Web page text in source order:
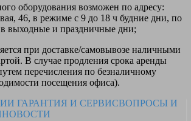
оборудования возможен по адресу:
46, в режиме с 9 до 18 ч будние дни, по
в выходные и праздничные дни;
при доставке/самовывозе наличными
В случае продления срока аренды
перечисления по безналичному
посещения офиса).
ГАРАНТИЯ И СЕРВИСВОПРОСЫ И
НОВОСТИ